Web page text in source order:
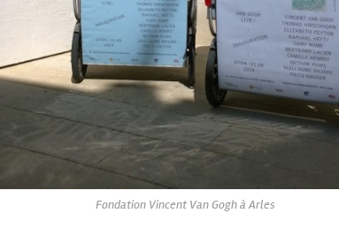
Fondation Vincent Van Gogh à Arles